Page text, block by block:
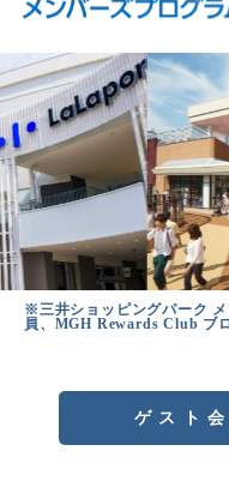
※三井ショッピングパーク
員、MGH Rewards Club ブ
ゲスト